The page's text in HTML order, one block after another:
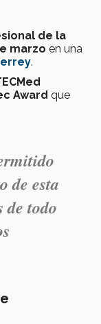
de la
marzo en una
.
Award que
de esta
de todo